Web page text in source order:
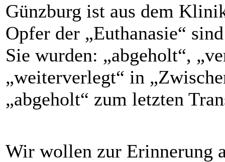
Günzburg ist aus dem
Opfer der „Euthanasie“
Sie wurden: „abgeholt“,
„weiterverlegt“ in
„abgeholt“ zum letzten
Wir wollen zur Erinnerung